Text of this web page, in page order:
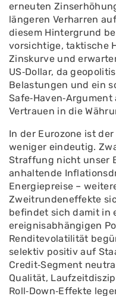
erneuten
längeren Verharren
diesem Hintergrund
vorsichtige, taktische
Zinskurve und
US‑Dollar, da
Belastungen und ein
Vertrauen in die
In der Eurozone ist
weniger eindeutig.
Straffung nicht unser
anhaltende
Energiepreise –
Zweitrundeneffekte
befindet sich damit in
ereignisabhängigen
Renditevolatilität
selektiv positiv auf
Credit‑Segment
Qualität,
Roll‑Down‑Effekte